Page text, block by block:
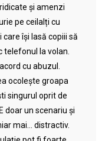
și amenzi
pe ceilalți cu
își lasă copiii să
telefonul la volan.
cu abuzul.
ocolește groapa
singurul oprit de
doar un scenariu și
mai… distractiv.